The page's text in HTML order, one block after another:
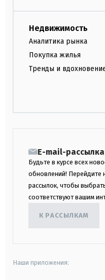
Недвижимость
Аналитика рынка
Покупка жилья
Тренды и
E-mail-рассылка
Будьте в курсе всех
обновлений! Перейдите
рассылок, чтобы
соответствуют вашим
К РАССЫЛКАМ
Наши приложения: